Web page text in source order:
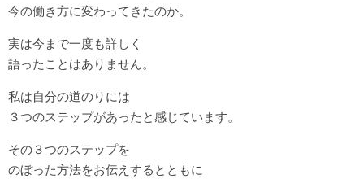
今の働き方に変わってきたのか。
実は今まで一度も詳しく
語ったことはありません。
私は自分の道のりには
３つのステップがあったと感じています。
その３つのステップを
のぼった方法をお伝えするとともに